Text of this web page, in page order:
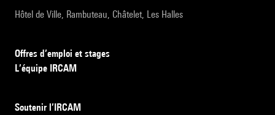
Hôtel de Ville, Rambuteau, Châtelet, Les Halles
Offres d’emploi et stages
L’équipe IRCAM
Soutenir l’IRCAM